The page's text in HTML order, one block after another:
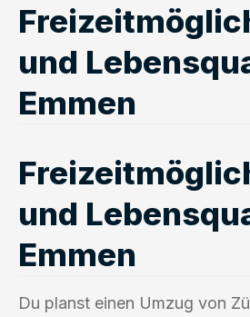
und
Emmen
und
Emmen
Du planst einen Umzug von